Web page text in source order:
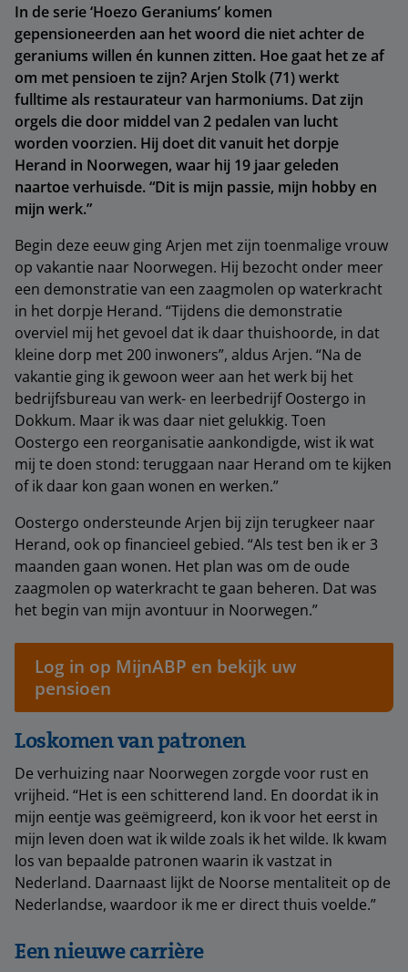
In de serie ‘Hoezo Geraniums’ komen
gepensioneerden aan het woord die niet achter de
geraniums willen én kunnen zitten. Hoe gaat het ze af
om met pensioen te zijn? Arjen Stolk (71) werkt
fulltime als restaurateur van harmoniums. Dat zijn
orgels die door middel van 2 pedalen van lucht
worden voorzien. Hij doet dit vanuit het dorpje
Herand in Noorwegen, waar hij 19 jaar geleden
naartoe verhuisde. “Dit is mijn passie, mijn hobby en
mijn werk.”
Begin deze eeuw ging Arjen met zijn toenmalige vrouw
op vakantie naar Noorwegen. Hij bezocht onder meer
een demonstratie van een zaagmolen op waterkracht
in het dorpje Herand. “Tijdens die demonstratie
overviel mij het gevoel dat ik daar thuishoorde, in dat
kleine dorp met 200 inwoners”, aldus Arjen. “Na de
vakantie ging ik gewoon weer aan het werk bij het
bedrijfsbureau van werk- en leerbedrijf Oostergo in
Dokkum. Maar ik was daar niet gelukkig. Toen
Oostergo een reorganisatie aankondigde, wist ik wat
mij te doen stond: teruggaan naar Herand om te kijken
of ik daar kon gaan wonen en werken.”
Oostergo ondersteunde Arjen bij zijn terugkeer naar
Herand, ook op financieel gebied. “Als test ben ik er 3
maanden gaan wonen. Het plan was om de oude
zaagmolen op waterkracht te gaan beheren. Dat was
het begin van mijn avontuur in Noorwegen.”
Log in op MijnABP en bekijk uw
pensioen
Loskomen van patronen
De verhuizing naar Noorwegen zorgde voor rust en
vrijheid. “Het is een schitterend land. En doordat ik in
mijn eentje was geëmigreerd, kon ik voor het eerst in
mijn leven doen wat ik wilde zoals ik het wilde. Ik kwam
los van bepaalde patronen waarin ik vastzat in
Nederland. Daarnaast lijkt de Noorse mentaliteit op de
Nederlandse, waardoor ik me er direct thuis voelde.”
Een nieuwe carrière